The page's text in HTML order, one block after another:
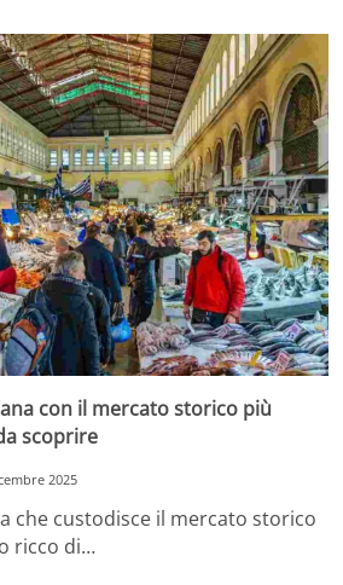
con il mercato storico più
scoprire
2025
che custodisce il mercato storico
ricco di…